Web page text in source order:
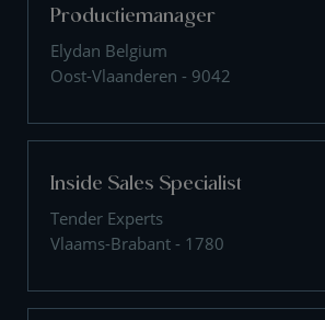
Productiemanager
Elydan Belgium
Oost-Vlaanderen - 9042
Inside Sales Specialist
Tender Experts
Vlaams-Brabant - 1780